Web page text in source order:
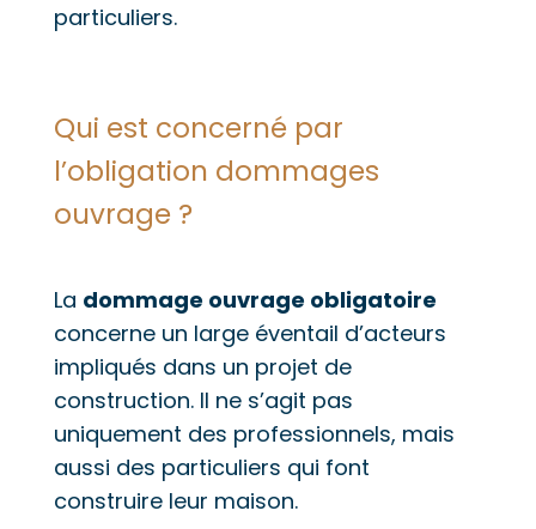
particuliers.
Qui est concerné par
l’obligation dommages
ouvrage ?
La dommage ouvrage obligatoire
concerne un large éventail d’acteurs
impliqués dans un projet de
construction. Il ne s’agit pas
uniquement des professionnels, mais
aussi des particuliers qui font
construire leur maison.